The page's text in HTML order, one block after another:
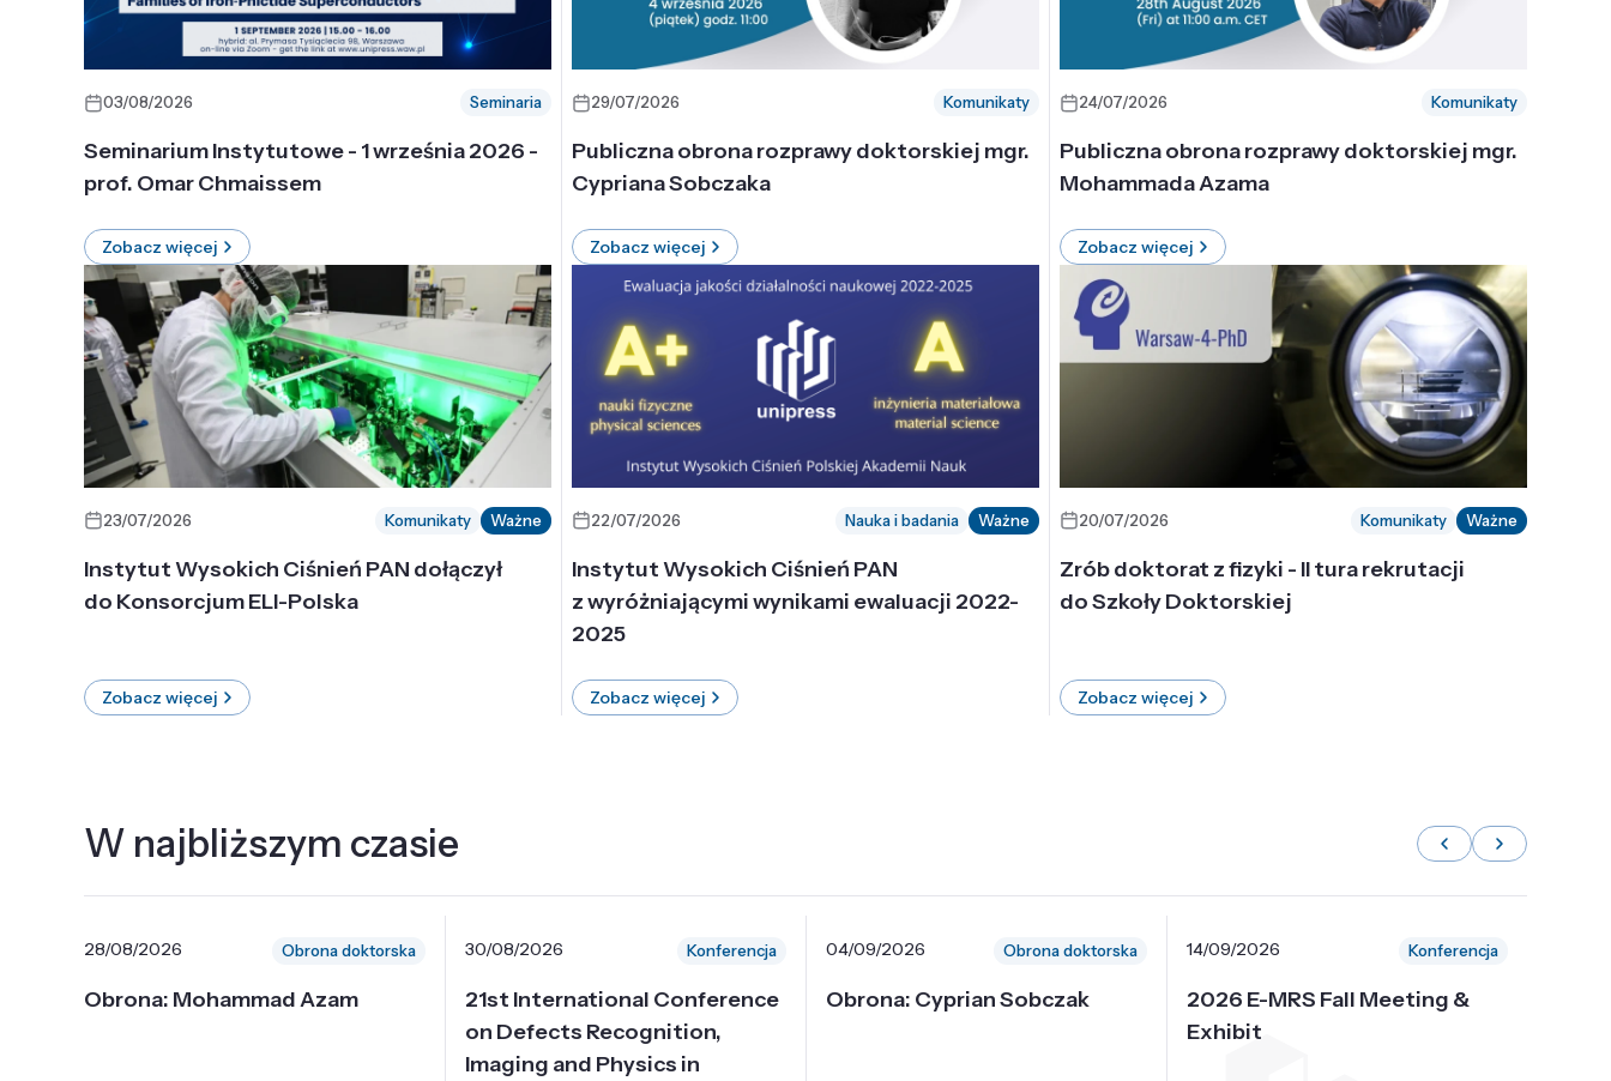
03/08/2026 Seminaria
Seminarium Instytutowe - 1 września 2026 -
prof. Omar Chmaissem
Zobacz więcej
29/07/2026 Komunikaty
Publiczna obrona rozprawy doktorskiej mgr.
Cypriana Sobczaka
Zobacz więcej
24/07/2026 Komunikaty
Publiczna obrona rozprawy doktorskiej mgr.
Mohammada Azama
Zobacz więcej
23/07/2026 Komunikaty Ważne
Instytut Wysokich Ciśnień PAN dołączył
do Konsorcjum ELI-Polska
Zobacz więcej
22/07/2026 Nauka i badania Ważne
Instytut Wysokich Ciśnień PAN
z wyróżniającymi wynikami ewaluacji 2022-
2025
Zobacz więcej
20/07/2026 Komunikaty Ważne
Zrób doktorat z fizyki - II tura rekrutacji
do Szkoły Doktorskiej
Zobacz więcej
W najbliższym czasie
28/08/2026 Obrona doktorska
Obrona: Mohammad Azam
30/08/2026 Konferencja
21st International Conference
on Defects Recognition,
Imaging and Physics in
04/09/2026 Obrona doktorska
Obrona: Cyprian Sobczak
14/09/2026 Konferencja
2026 E-MRS Fall Meeting &
Exhibit